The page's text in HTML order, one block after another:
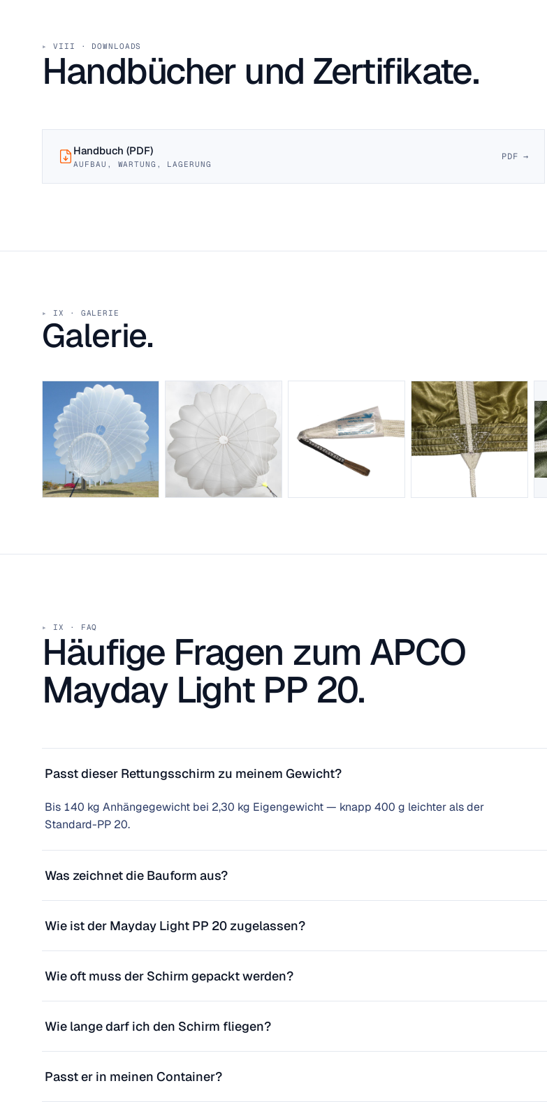
VIII · DOWNLOADS
Handbücher und Zertifikate.
Handbuch (PDF)
AUFBAU, WARTUNG, LAGERUNG
PDF →
IX · GALERIE
Galerie.
IX · FAQ
Häufige Fragen zum APCO
Mayday Light PP 20.
Passt dieser Rettungsschirm zu meinem Gewicht?
Bis 140 kg Anhängegewicht bei 2,30 kg Eigengewicht — knapp 400 g leichter als der
Standard-PP 20.
Was zeichnet die Bauform aus?
Wie ist der Mayday Light PP 20 zugelassen?
Wie oft muss der Schirm gepackt werden?
Wie lange darf ich den Schirm fliegen?
Passt er in meinen Container?